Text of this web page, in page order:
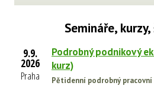
Semináře,
9.9.
2026
Praha
Podrobný podnikový
kurz)
Pětidenní podrobný